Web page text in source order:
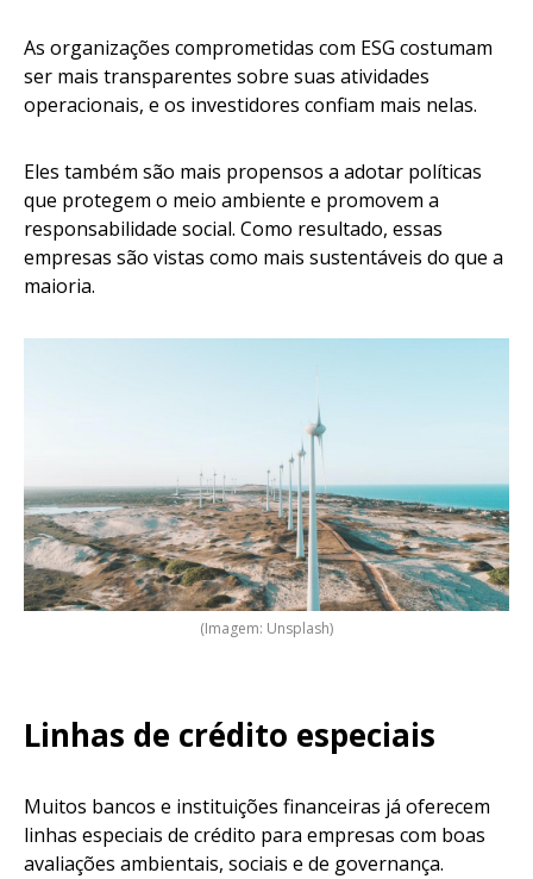
As organizações comprometidas com ESG costumam
ser mais transparentes sobre suas atividades
operacionais, e os investidores confiam mais nelas.
Eles também são mais propensos a adotar políticas
que protegem o meio ambiente e promovem a
responsabilidade social. Como resultado, essas
empresas são vistas como mais sustentáveis do que a
maioria.
(Imagem: Unsplash)
Linhas de crédito especiais
Muitos bancos e instituições financeiras já oferecem
linhas especiais de crédito para empresas com boas
avaliações ambientais, sociais e de governança.